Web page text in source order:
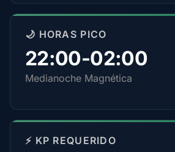
🌙 HORAS PICO
22:00-02:00
Medianoche Magnética
⚡ KP REQUERIDO